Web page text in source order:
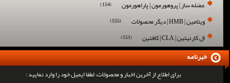
عضله ساز | پروهورمون | پاراهورمون (154)
ویتامین | HMB | دیگر محصولات (555)
ال کارنیتین | CLA | کافئین (151)
برای اطلاع از آخرین اخبار و محصولات، لطفا ایمیل خود را وارد نمایید :
خبرنامه